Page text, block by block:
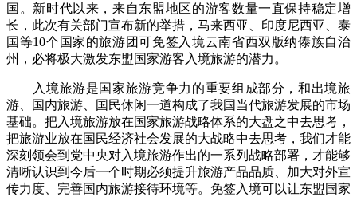
国。新时代以来，来自东盟地区的游客数量一直保持稳定增
长，此次有关部门宣布新的举措，马来西亚、印度尼西亚、泰
国等10个国家的旅游团可免签入境云南省西双版纳傣族自治
州，必将极大激发东盟国家游客入境旅游的潜力。
入境旅游是国家旅游竞争力的重要组成部分，和出境旅
游、国内旅游、国民休闲一道构成了我国当代旅游发展的市场
基础。把入境旅游放在国家旅游战略体系的大盘之中去思考，
把旅游业放在国民经济社会发展的大战略中去思考，我们才能
深刻领会到党中央对入境旅游作出的一系列战略部署，才能够
清晰认识到今后一个时期必须提升旅游产品品质、加大对外宣
传力度、完善国内旅游接待环境等。免签入境可以让东盟国家